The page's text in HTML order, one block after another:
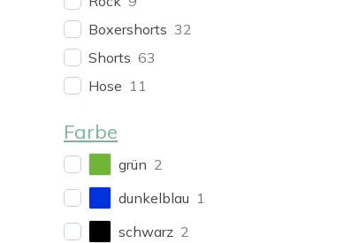
Boxershorts 32
Shorts 63
Hose 11
Pullover
Cardigan 1
Wide Leg 14
Hosen 39
Farbe
grün 2
dunkelblau 1
schwarz 2